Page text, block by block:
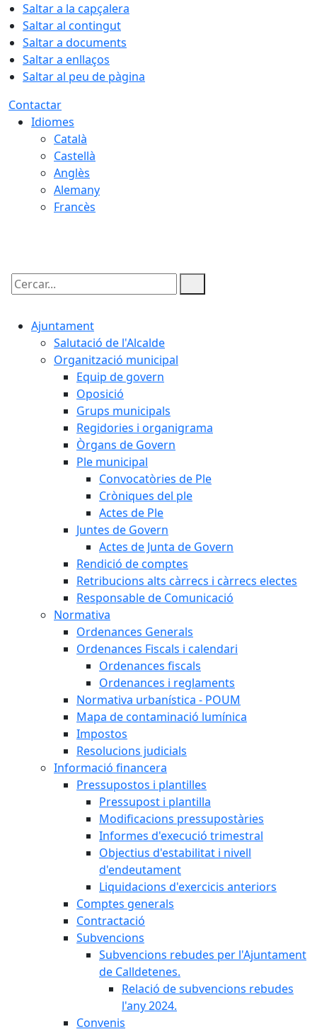
Saltar a la capçalera
Saltar al contingut
Saltar a documents
Saltar a enllaços
Saltar al peu de pàgina
Contactar
Idiomes
Català
Castellà
Anglès
Alemany
Francès
Cercar:
Ajuntament
Salutació de l'Alcalde
Organització municipal
Equip de govern
Oposició
Grups municipals
Regidories i organigrama
Òrgans de Govern
Ple municipal
Convocatòries de Ple
Cròniques del ple
Actes de Ple
Juntes de Govern
Actes de Junta de Govern
Rendició de comptes
Retribucions alts càrrecs i càrrecs electes
Responsable de Comunicació
Normativa
Ordenances Generals
Ordenances Fiscals i calendari
Ordenances fiscals
Ordenances i reglaments
Normativa urbanística - POUM
Mapa de contaminació lumínica
Impostos
Resolucions judicials
Informació financera
Pressupostos i plantilles
Pressupost i plantilla
Modificacions pressupostàries
Informes d'execució trimestral
Objectius d'estabilitat i nivell
d'endeutament
Liquidacions d'exercicis anteriors
Comptes generals
Contractació
Subvencions
Subvencions rebudes per l'Ajuntament
de Calldetenes.
Relació de subvencions rebudes
l'any 2024.
Convenis